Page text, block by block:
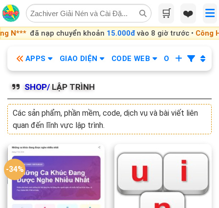
🛒 ❤️
nạp chuyển khoản15.000đ vào 8 giờ trước •Công Hù***đã
Skip
to
content
APPS GIAO DIỆN CODE WEB OBS KHÓA
SHOP/ LẬP TRÌNH
Các sản phẩm, phần mềm, code, dịch vụ và bài viết liên
quan đến lĩnh vực lập trình.
-34%